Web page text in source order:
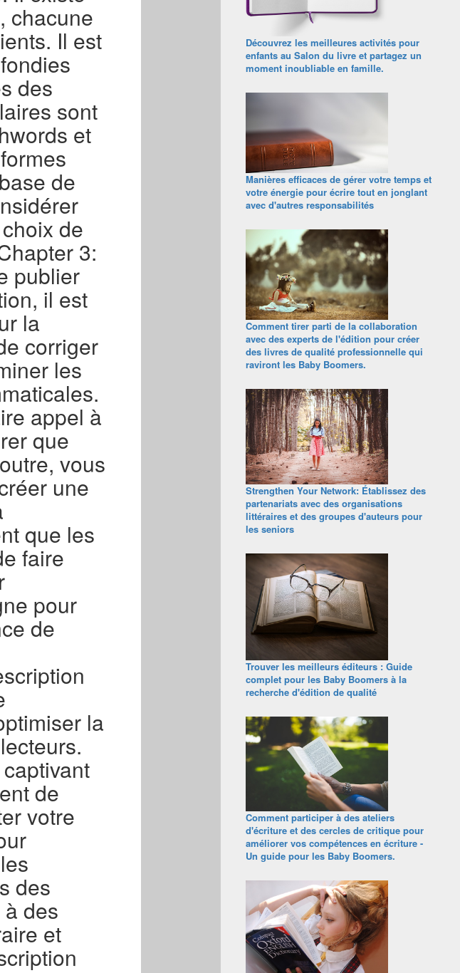
chacune
Il est
des
sont
et
de
de
3:
publier
il est
la
corriger
les
appel à
que
vous
une
que les
faire
pour
de
la
de
votre
des
des
et
Découvrez les meilleures activités pour
enfants au Salon du livre et partagez un
moment inoubliable en famille.
Manières efficaces de gérer votre temps et
votre énergie pour écrire tout en jonglant
avec d'autres responsabilités
Comment tirer parti de la collaboration
avec des experts de l'édition pour créer
des livres de qualité professionnelle qui
raviront les Baby Boomers.
Strengthen Your Network: Établissez des
partenariats avec des organisations
littéraires et des groupes d'auteurs pour
les seniors
Trouver les meilleurs éditeurs : Guide
complet pour les Baby Boomers à la
recherche d'édition de qualité
Comment participer à des ateliers
d'écriture et des cercles de critique pour
améliorer vos compétences en écriture -
Un guide pour les Baby Boomers.